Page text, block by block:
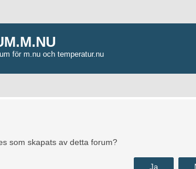
för m.nu och temperatur.nu
som skapats av detta forum?